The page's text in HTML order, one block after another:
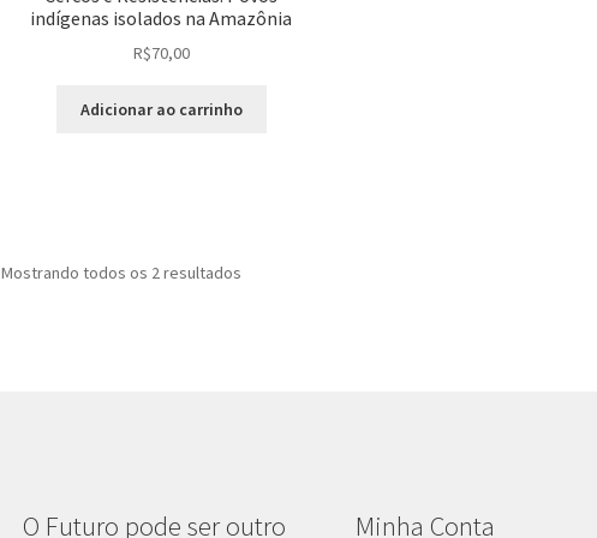
indígenas isolados na Amazônia
R$70,00
Adicionar ao carrinho
Mostrando todos os 2 resultados
O Futuro pode ser outro Minha Conta